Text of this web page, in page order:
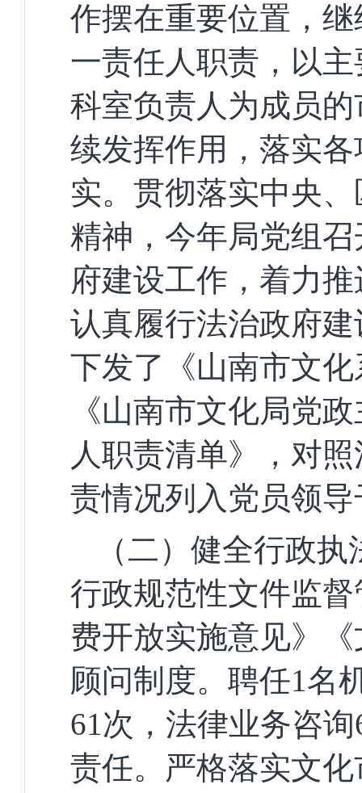
作摆在重要位置，
一责任人职责，以
科室负责人为成员
续发挥作用，落实
实。 贯彻落实中央
精神，今年局党组
府建设工作，着力
认真履行法治政府
下发了
《山南市文
《山南市文化局党
人职责清单》，对
责情况列入党员领
（二）健全行政
行政规范性文件监
费开放实施意见》
顾问制度。 聘任1名
61次，法律业务咨询
责任。 严格落实文